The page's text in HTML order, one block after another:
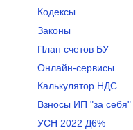
Кодексы
Законы
План счетов БУ
Онлайн-сервисы
Калькулятор НДС
Взносы ИП "за себя"
УСН 2022 Д6%